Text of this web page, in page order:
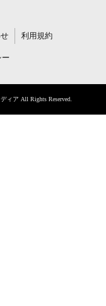
利用規約
ア All Rights Reserved.